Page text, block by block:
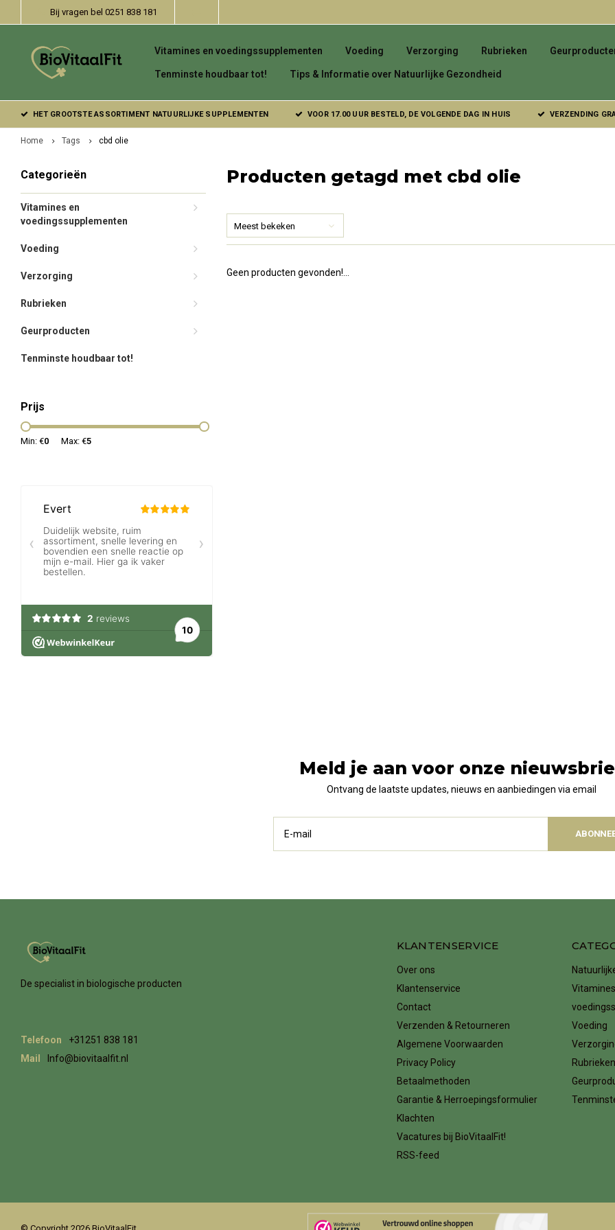
Bij vragen bel 0251 838 181
Vitamines en voedingssupplementen Voeding Verzorging Rubrieken
Tenminste houdbaar tot! Tips & Informatie over Natuurlijke Gezondheid
HET GROOTSTE ASSORTIMENT NATUURLIJKE SUPPLEMENTEN VOOR 17.00 UUR BESTELD, DE VOLGENDE DAG IN HUIS VERZENDING
Home Tags cbd olie
Categorieën
Vitamines en
voedingssupplementen
Voeding
Verzorging
Rubrieken
Geurproducten
Tenminste houdbaar tot!
Prijs
Min: €0 Max: €5
Producten getagd met cbd olie
Meest bekeken
Geen producten gevonden!...
Meld je aan voor onze
Ontvang de laatste updates, nieuws en aanbiedingen via email
De specialist in biologische producten
Telefoon
+31251 838 181
Mail
Info@biovitaalfit.nl
KLANTENSERVICE
Over ons
Klantenservice
Contact
Verzenden & Retourneren
Algemene Voorwaarden
Privacy Policy
Betaalmethoden
Garantie & Herroepingsformulier
Klachten
Vacatures bij BioVitaalFit!
RSS-feed
Voeding
Rubrieken